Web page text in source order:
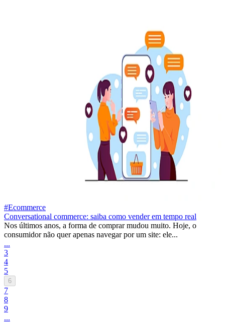
#Ecommerce
Conversational commerce: saiba como vender em tempo real
Nos últimos anos, a forma de comprar mudou muito. Hoje, o
consumidor não quer apenas navegar por um site: ele...
...
3
4
5
6
7
8
9
...